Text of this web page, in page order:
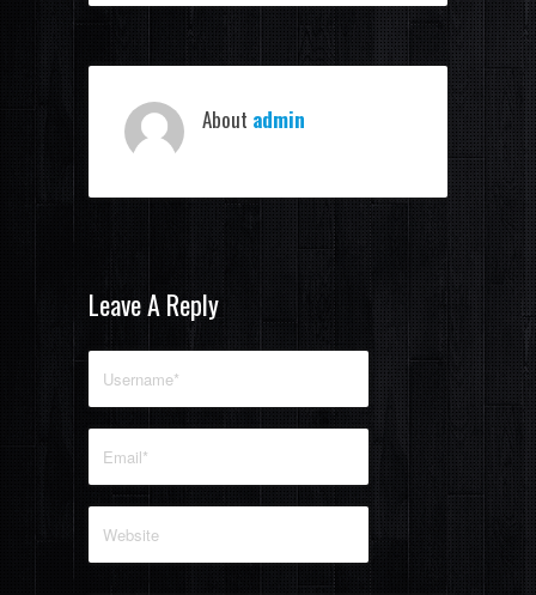
About admin
Leave A Reply